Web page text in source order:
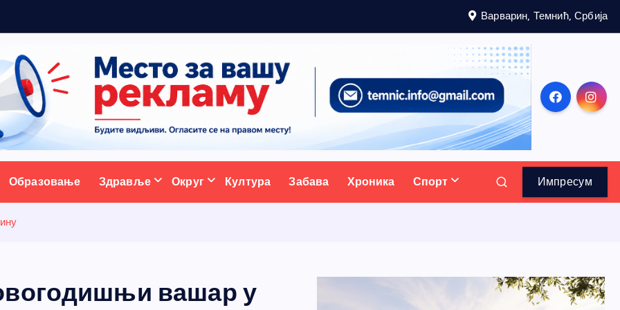
Варварин, Темнић, Србија
портал
Образовање Здравље Округ Култура Забава Хроника Спорт Импресум
вашар у